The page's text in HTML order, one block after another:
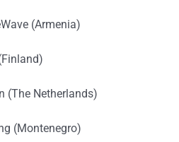
(Armenia)
(The Netherlands)
(Montenegro)